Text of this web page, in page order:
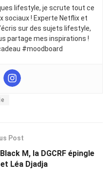
lifestyle, je scrute tout ce
sociaux ! Experte Netflix et
sur des sujets lifestyle,
partage mes inspirations !
#moodboard
Post
M, la DGCRF épingle
Léa Djadja